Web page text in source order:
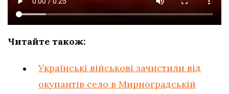
Читайте також:
Українські військові зачистили від
окупантів село в Мирноградській